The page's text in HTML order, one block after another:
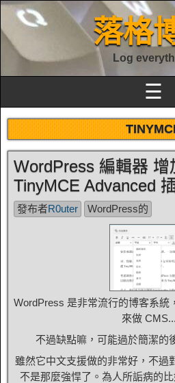
落格
Log
☰
WordPress 編輯器 增
TinyMCE Advanced
發布者R0uter WordPress的
WordPress 是非常流行的博客系統
來做
不過缺點嘛，可能過於簡潔的
雖然它中文支援做的非常好，不過
不是那麼強悍了。為人所詬病的